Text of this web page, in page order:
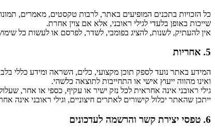
כל הזכויות בתכנים המופיעים באתר, לרבות טקסטים, מאמרים,
שייכות באופן בלעדי לגילי ראובני, אלא אם צוין אחרת.
אין להעתיק, לשנות, להציג בפומבי, לשדר, לפרסם או לעשות כל
5. אחריות
המידע באתר נועד לספק תוכן מקצועי, כלים, השראה ומידע כללי
ואינו מהווה ייעוץ אישי או התחייבות לתוצאה כלשהי.
גילי ראובני אינה אחראית לכל נזק ישיר או עקיף, כספי או אחר,
ייתכן שהאתר יכלול קישורים לאתרים חיצוניים, וגילי ראובני אינה
6. טפסי יצירת קשר והרשמה לעדכונים